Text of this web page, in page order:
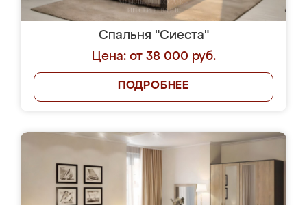
Спальня "Сиеста"
Цена: от 38 000 руб.
ПОДРОБНЕЕ